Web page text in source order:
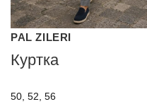
PAL ZILERI
Куртка
50, 52, 56